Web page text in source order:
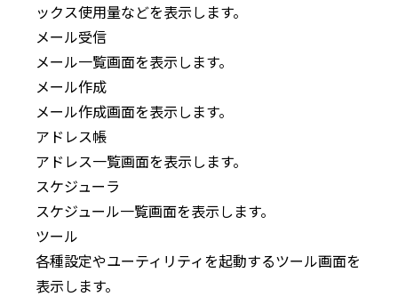
ックス使用量などを表示します。
メール受信
メール一覧画面を表示します。
メール作成
メール作成画面を表示します。
アドレス帳
アドレス一覧画面を表示します。
スケジューラ
スケジュール一覧画面を表示します。
ツール
各種設定やユーティリティを起動するツール画面を
表示します。